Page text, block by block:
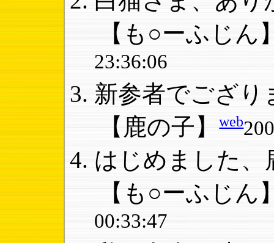
【も○ーふじん
23:36:06
新参者でござり
【鹿の子】web
はじめました、
【も○ーふじん
00:33:47